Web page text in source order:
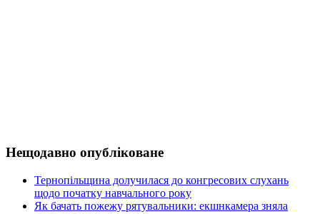
Нещодавно опубліковане
Тернопільщина долучилася до конгресових слухань
щодо початку навчального року
Як бачать пожежу рятувальники: екшнкамера зняла